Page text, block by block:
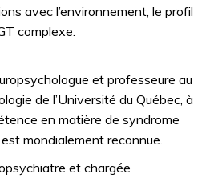
avec l’environnement, le profil
complexe.
et professeure au
de l’Université du Québec, à
en matière de syndrome
mondialement reconnue.
et chargée